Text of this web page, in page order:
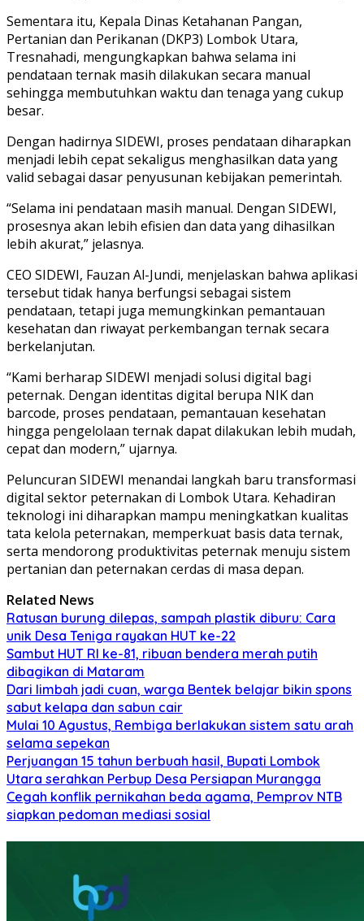
Sementara itu, Kepala Dinas Ketahanan Pangan,
Pertanian dan Perikanan (DKP3) Lombok Utara,
Tresnahadi, mengungkapkan bahwa selama ini
pendataan ternak masih dilakukan secara manual
sehingga membutuhkan waktu dan tenaga yang cukup
besar.
Dengan hadirnya SIDEWI, proses pendataan diharapkan
menjadi lebih cepat sekaligus menghasilkan data yang
valid sebagai dasar penyusunan kebijakan pemerintah.
“Selama ini pendataan masih manual. Dengan SIDEWI,
prosesnya akan lebih efisien dan data yang dihasilkan
lebih akurat,” jelasnya.
CEO SIDEWI, Fauzan Al-Jundi, menjelaskan bahwa aplikasi
tersebut tidak hanya berfungsi sebagai sistem
pendataan, tetapi juga memungkinkan pemantauan
kesehatan dan riwayat perkembangan ternak secara
berkelanjutan.
“Kami berharap SIDEWI menjadi solusi digital bagi
peternak. Dengan identitas digital berupa NIK dan
barcode, proses pendataan, pemantauan kesehatan
hingga pengelolaan ternak dapat dilakukan lebih mudah,
cepat dan modern,” ujarnya.
Peluncuran SIDEWI menandai langkah baru transformasi
digital sektor peternakan di Lombok Utara. Kehadiran
teknologi ini diharapkan mampu meningkatkan kualitas
tata kelola peternakan, memperkuat basis data ternak,
serta mendorong produktivitas peternak menuju sistem
pertanian dan peternakan cerdas di masa depan.
Related News
Ratusan burung dilepas, sampah plastik diburu: Cara
unik Desa Teniga rayakan HUT ke-22
Sambut HUT RI ke-81, ribuan bendera merah putih
dibagikan di Mataram
Dari limbah jadi cuan, warga Bentek belajar bikin spons
sabut kelapa dan sabun cair
Mulai 10 Agustus, Rembiga berlakukan sistem satu arah
selama sepekan
Perjuangan 15 tahun berbuah hasil, Bupati Lombok
Utara serahkan Perbup Desa Persiapan Murangga
Cegah konflik pernikahan beda agama, Pemprov NTB
siapkan pedoman mediasi sosial